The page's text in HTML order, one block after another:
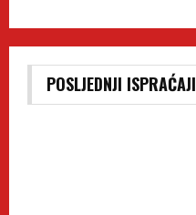
POSLJEDNJI ISPRAĆAJI